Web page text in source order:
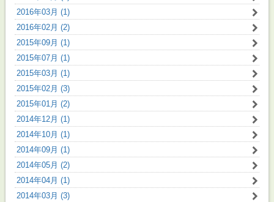
2016年03月 (1)
2016年02月 (2)
2015年09月 (1)
2015年07月 (1)
2015年03月 (1)
2015年02月 (3)
2015年01月 (2)
2014年12月 (1)
2014年10月 (1)
2014年09月 (1)
2014年05月 (2)
2014年04月 (1)
2014年03月 (3)